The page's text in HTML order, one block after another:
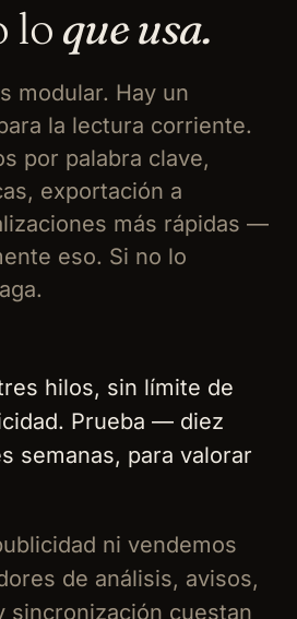
lo que usa.
modular. Hay un
la lectura corriente.
por palabra clave,
exportación a
más rápidas —
eso. Si no lo
hilos, sin límite de
Prueba — diez
semanas, para valorar
ni vendemos
de análisis, avisos,
sincronización cuestan